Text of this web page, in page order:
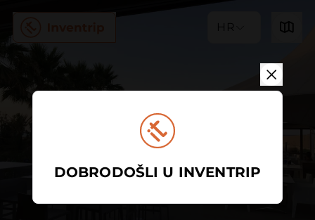
HR
DOBRODOŠLI U INVENTRIP